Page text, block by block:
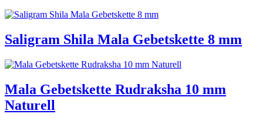
Saligram Shila Mala Gebetskette 8 mm
Mala Gebetskette Rudraksha 10 mm
Naturell